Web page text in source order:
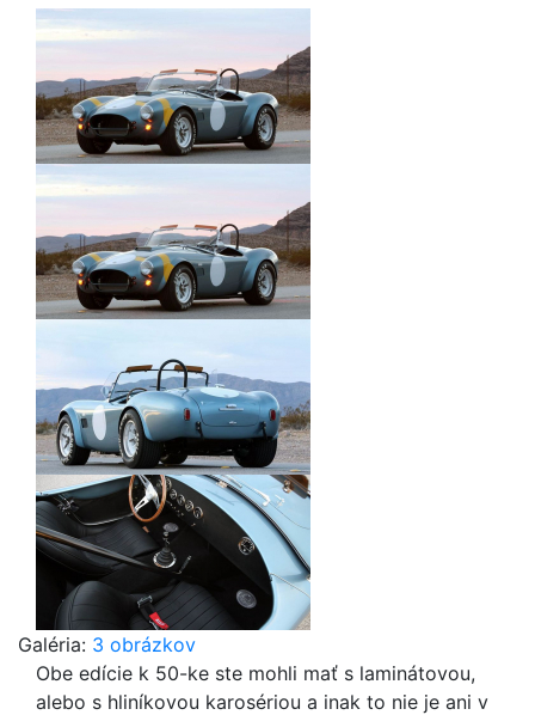
Galéria: 3 obrázkov
Obe edície k 50-ke ste mohli mať s laminátovou,
alebo s hliníkovou karosériou a inak to nie je ani v